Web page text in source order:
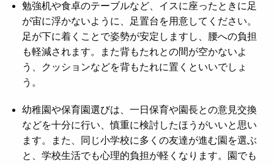
勉強机や食卓のテーブルなど、イスに座ったときに足
が宙に浮かないように、足置台を用意してください。
足が下に着くことで姿勢が安定しますし、腰への負担
も軽減されます。また背もたれとの間が空かないよ
う、クッションなどを背もたれに置くといいでしょ
う。
幼稚園や保育園選びは、一日保育や園長との意見交換
などを十分に行い、慎重に検討したほうがいいと思い
ます。また、同じ小学校に多くの友達が進む園を選ぶ
と、学校生活でも心理的負担が軽くなります。園でも